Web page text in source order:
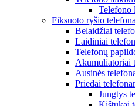
Telefono
Fiksuoto ryšio
Belaidžiai
Laidiniai
Telefonų
Akumuliatoriai
Ausinės
Priedai
Jungtys